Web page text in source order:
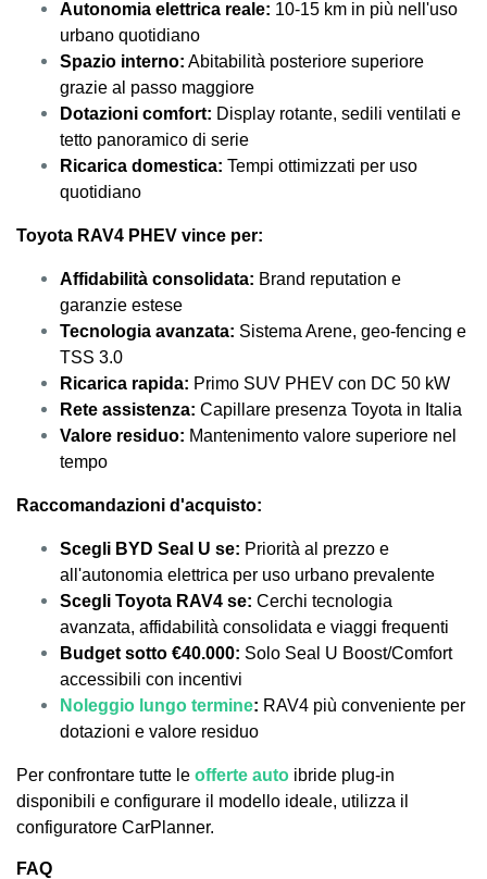
Autonomia elettrica reale: 10-15 km in più nell'uso
urbano quotidiano
Spazio interno: Abitabilità posteriore superiore
grazie al passo maggiore
Dotazioni comfort: Display rotante, sedili ventilati e
tetto panoramico di serie
Ricarica domestica: Tempi ottimizzati per uso
quotidiano
Toyota RAV4 PHEV vince per:
Affidabilità consolidata: Brand reputation e
garanzie estese
Tecnologia avanzata: Sistema Arene, geo-fencing e
TSS 3.0
Ricarica rapida: Primo SUV PHEV con DC 50 kW
Rete assistenza: Capillare presenza Toyota in Italia
Valore residuo: Mantenimento valore superiore nel
tempo
Raccomandazioni d'acquisto:
Scegli BYD Seal U se: Priorità al prezzo e
all'autonomia elettrica per uso urbano prevalente
Scegli Toyota RAV4 se: Cerchi tecnologia
avanzata, affidabilità consolidata e viaggi frequenti
Budget sotto €40.000: Solo Seal U Boost/Comfort
accessibili con incentivi
Noleggio lungo termine: RAV4 più conveniente per
dotazioni e valore residuo
Per confrontare tutte le offerte auto ibride plug-in
disponibili e configurare il modello ideale, utilizza il
configuratore CarPlanner.
FAQ